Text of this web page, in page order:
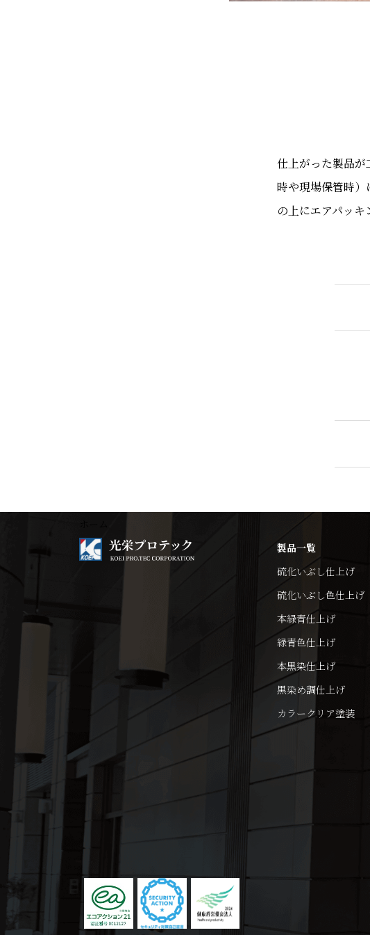
仕上がった製品
時や現場保管時
の上にエアパッキ
製品一覧
硫化いぶし仕上げ
硫化いぶし色仕上げ
本緑青仕上げ
緑青色仕上げ
本黒染仕上げ
黒染め調仕上げ
カラークリア塗装